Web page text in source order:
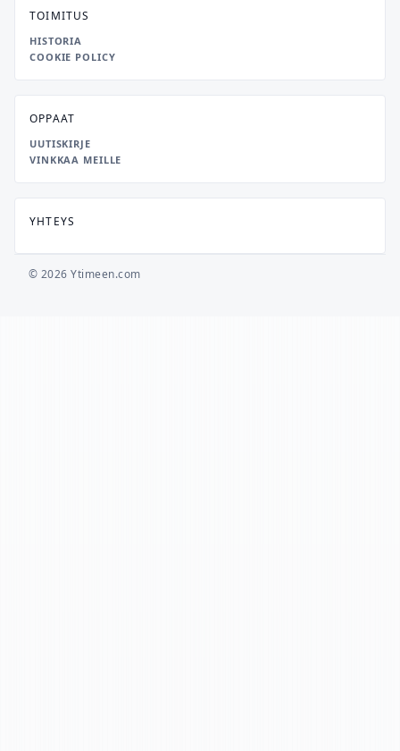
TOIMITUS
HISTORIA
COOKIE POLICY
OPPAAT
UUTISKIRJE
VINKKAA MEILLE
YHTEYS
© 2026 Ytimeen.com